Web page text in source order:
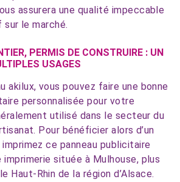
assurera une qualité impeccable
le marché.
PERMIS DE CONSTRUIRE : UN
USAGES
akilux, vous pouvez faire une bonne
personnalisée pour votre
utilisé dans le secteur du
Pour bénéficier alors d’un
ce panneau publicitaire
située à Mulhouse, plus
Haut-Rhin de la région d’Alsace.